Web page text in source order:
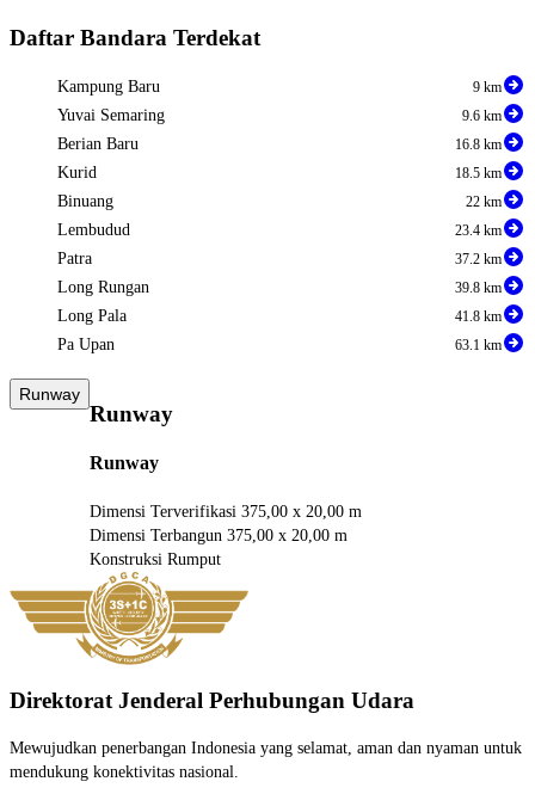
Daftar Bandara Terdekat
Kampung Baru 9 km
Yuvai Semaring 9.6 km
Berian Baru 16.8 km
Kurid 18.5 km
Binuang 22 km
Lembudud 23.4 km
Patra 37.2 km
Long Rungan 39.8 km
Long Pala 41.8 km
Pa Upan 63.1 km
Runway
Runway
Runway
Dimensi Terverifikasi 375,00 x 20,00 m
Dimensi Terbangun 375,00 x 20,00 m
Konstruksi Rumput
Direktorat Jenderal Perhubungan Udara
Mewujudkan penerbangan Indonesia yang selamat, aman dan nyaman untuk
mendukung konektivitas nasional.